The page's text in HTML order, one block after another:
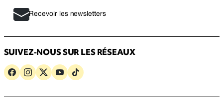
Recevoir les newsletters
SUIVEZ-NOUS SUR LES RÉSEAUX